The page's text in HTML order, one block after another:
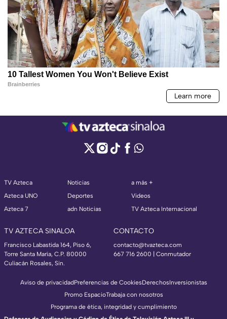
TV Azteca
Azteca UNO
Azteca 7
Noticias
Deportes
adn Noticias
a más +
Videos
TV Azteca Internacional
TV AZTECA SINALOA
Francisco Labastida 164, Piso 6,
Torre Santa María, C.P. 80000
Culiacán Rosales, Sin.
CONTACTO
contacto@tvazteca.com
667 716 2600 | Conmutador
Aviso de privacidadPreferencias de CookiesDerechosInversionistas
Promo EspacioTrabaja con nosotros
Programa de ética, integridad y cumplimiento